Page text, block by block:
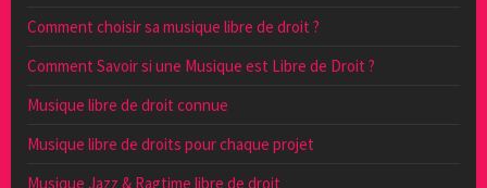
Comment choisir sa musique libre de droit ?
Comment Savoir si une Musique est Libre de Droit ?
Musique libre de droit connue
Musique libre de droits pour chaque projet
Musique Jazz & Ragtime libre de droit